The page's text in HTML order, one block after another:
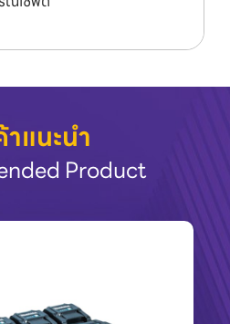
แนะนำ
Product